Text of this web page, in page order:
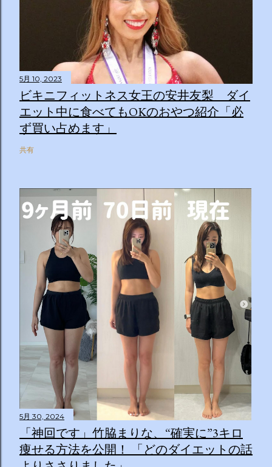
5月 10, 2023
ビキニフィットネス女王の安井友梨 ダイ
エット中に食べてもOKのおやつ紹介「必
ず買い占めます」
共有
5月 30, 2024
「神回です」竹脇まりな、“確実に”3キロ
痩せる方法を公開！ 「どのダイエットの話